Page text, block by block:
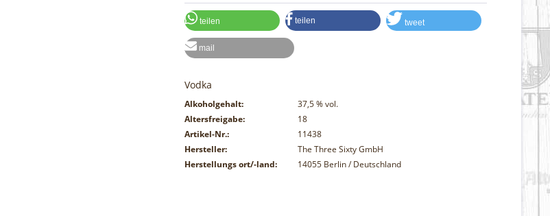
teilen teilen tweet
mail
Vodka
Alkoholgehalt: 37,5% vol.
Altersfreigabe:
18
Artikel-Nr.:
11438
Hersteller:
The Three Sixty GmbH
Herstellungs ort/-land:
14055 Berlin / Deutschland